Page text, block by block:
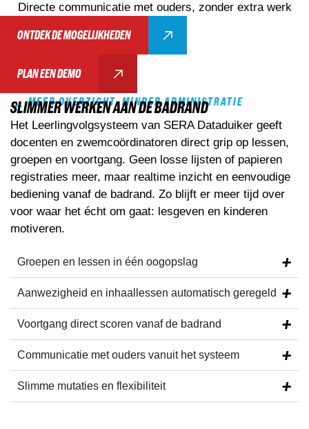
Directe communicatie met ouders, zonder extra werk
ONTDEK DE MOGELIJKHEDEN
PLAN EEN DEMO
MEER OVERZICHT, MINDER ADMINISTRATIE
SLIMMER WERKEN AAN DE BADRAND
Het Leerlingvolgsysteem van SERA Dataduiker geeft
docenten en zwemcoördinatoren direct grip op lessen,
groepen en voortgang. Geen losse lijsten of papieren
registraties meer, maar realtime inzicht en eenvoudige
bediening vanaf de badrand. Zo blijft er meer tijd over
voor waar het écht om gaat: lesgeven en kinderen
motiveren.
Groepen en lessen in één oogopslag
Aanwezigheid en inhaallessen automatisch geregeld
Voortgang direct scoren vanaf de badrand
Communicatie met ouders vanuit het systeem
Slimme mutaties en flexibiliteit